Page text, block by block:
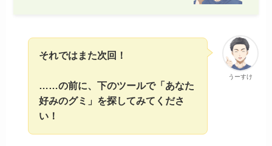
うーすけ
それではまた次回！
……の前に、下のツールで「あなた
好みのグミ」を探してみてくださ
い！